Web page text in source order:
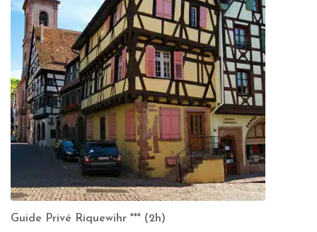
Guide Privé Riquewihr *** (2h)